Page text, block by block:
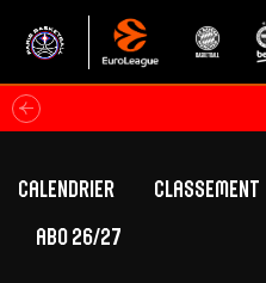
Calendrier
Classement
Classement
ABO 26/27